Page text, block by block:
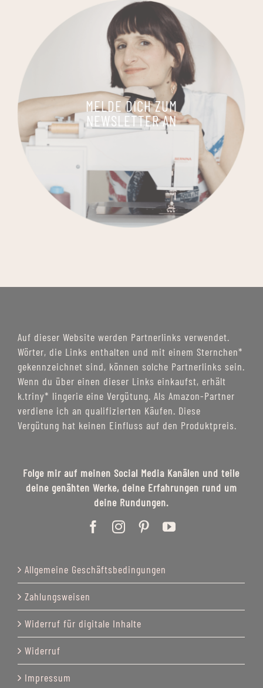
MELDE DICH ZUM
NEWSLETTER AN
Auf dieser Website werden Partnerlinks verwendet.
Wörter, die Links enthalten und mit einem Sternchen*
gekennzeichnet sind, können solche Partnerlinks sein.
Wenn du über einen dieser Links einkaufst, erhält
k.triny* lingerie eine Vergütung. Als Amazon-Partner
verdiene ich an qualifizierten Käufen. Diese
Vergütung hat keinen Einfluss auf den Produktpreis.
Folge mir auf meinen Social Media Kanälen und teile
deine genähten Werke, deine Erfahrungen rund um
deine Rundungen.
Allgemeine Geschäftsbedingungen
Zahlungsweisen
Widerruf für digitale Inhalte
Widerruf
Impressum